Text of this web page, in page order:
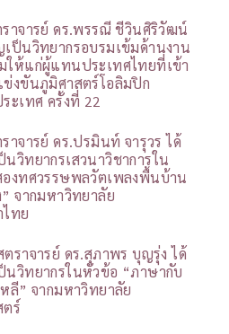
ราจารย์ ดร.พรรณี ชีวินศิริวัฒน์
เป็นวิทยากรอบรมเข้มด้านงาน
ให้แก่ผู้แทนประเทศไทยที่เข้า
ข่งขันภูมิศาสตร์โอลิมปิก
ะเทศ ครั้งที่ 22
าจารย์ ดร.ปรมินท์ จารุวร ได้
วิทยากรเสวนาวิชาการใน
งทศวรรษพลวัตเพลงพื้นบ้าน
จากมหาวิทยาลัย
ไทย
ตราจารย์ ดร.สุภาพร บุญรุ่ง ได้
นวิทยากรในหัวข้อ “ภาษากับ
ลี” จากมหาวิทยาลัย
ตร์